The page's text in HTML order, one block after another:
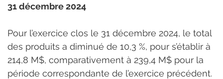
31 décembre 2024
Pour l’exercice clos le 31 décembre 2024, le total
des produits a diminué de 10,3 %, pour s’établir à
214,8 M$, comparativement à 239,4 M$ pour la
période correspondante de l’exercice précédent.